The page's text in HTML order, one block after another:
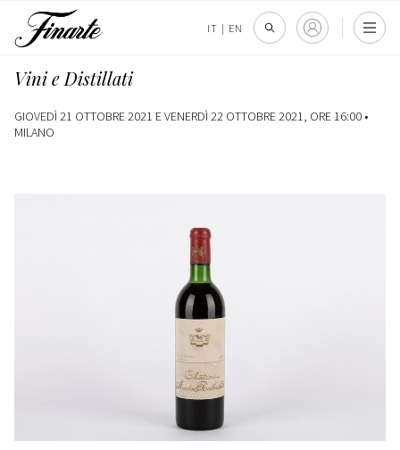
IT | EN
Vini e Distillati
GIOVEDÌ 21 OTTOBRE 2021 E VENERDÌ 22 OTTOBRE 2021, ORE 16:00 •
MILANO